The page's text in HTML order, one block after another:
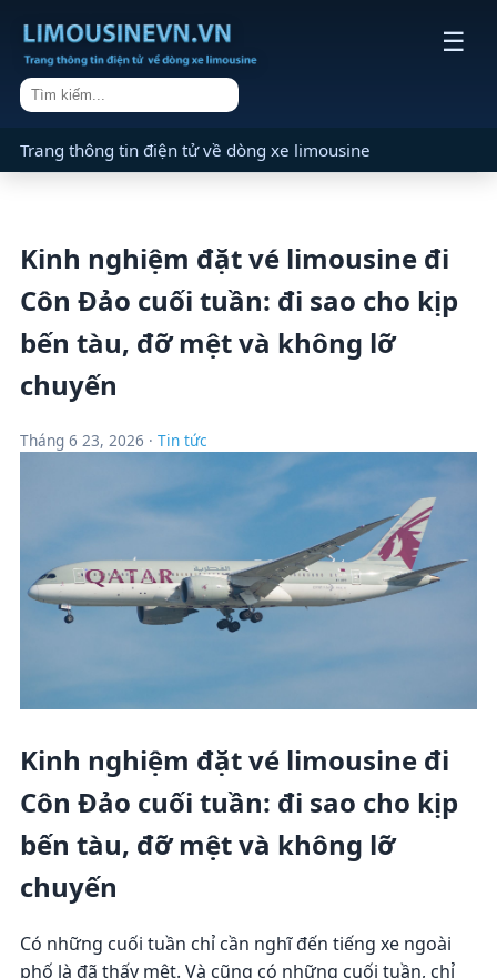
☰
Trang thông tin điện tử về dòng xe limousine
Kinh nghiệm đặt vé limousine đi
Côn Đảo cuối tuần: đi sao cho kịp
bến tàu, đỡ mệt và không lỡ
chuyến
Tháng 6 23, 2026 · Tin tức
Kinh nghiệm đặt vé limousine đi
Côn Đảo cuối tuần: đi sao cho kịp
bến tàu, đỡ mệt và không lỡ
chuyến
Có những cuối tuần chỉ cần nghĩ đến tiếng xe ngoài
phố là đã thấy mệt. Và cũng có những cuối tuần, chỉ